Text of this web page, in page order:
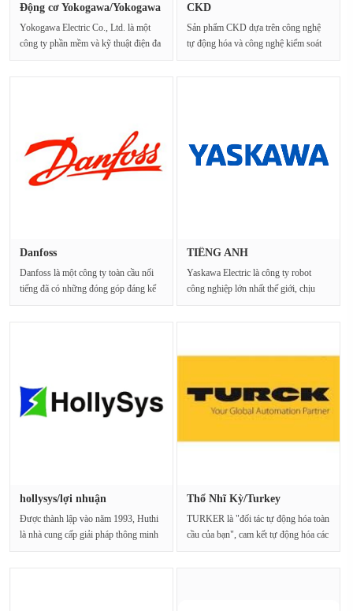
Động cơ Yokogawa/Yokogawa
Yokogawa Electric Co., Ltd. là một
công ty phần mềm và kỹ thuật điện đa
CKD
Sản phẩm CKD dựa trên công nghệ
tự động hóa và công nghệ kiểm soát
Danfoss
Danfoss là một công ty toàn cầu nổi
tiếng đã có những đóng góp đáng kể
TIẾNG ANH
Yaskawa Electric là công ty robot
công nghiệp lớn nhất thế giới, chịu
hollysys/lợi nhuận
Được thành lập vào năm 1993, Huthi
là nhà cung cấp giải pháp thông minh
Thổ Nhĩ Kỳ/Turkey
TURKER là "đối tác tự động hóa toàn
cầu của bạn", cam kết tự động hóa các